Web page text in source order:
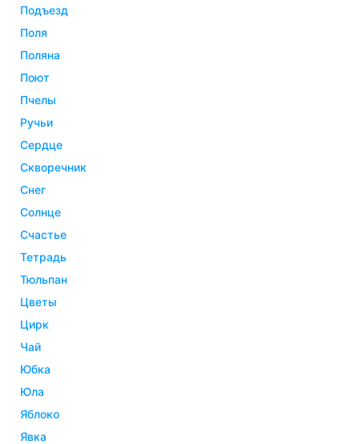
подъезд
поля
поляна
поют
пчелы
ручьи
сердце
скворечник
снег
солнце
счастье
тетрадь
тюльпан
цветы
цирк
чай
юбка
юла
яблоко
явка